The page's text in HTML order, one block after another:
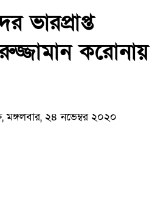
ভারপ্রাপ্ত
করোনায়
২৪ নভেম্বর ২০২০